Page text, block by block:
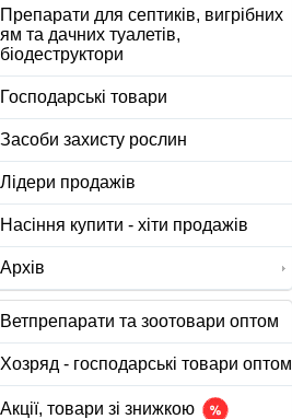
Препарати для септиків, вигрібних
ям та дачних туалетів,
біодеструктори
Господарські товари
Засоби захисту рослин
Лідери продажів
Насіння купити - хіти продажів
Архів
Ветпрепарати та зоотовари оптом
Хозряд - господарські товари оптом
Акції, товари зі знижкою